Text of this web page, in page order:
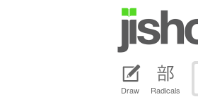
Draw Radicals